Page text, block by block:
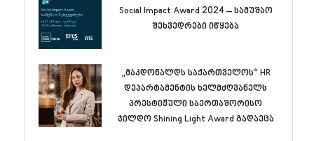
Social Impact Award 2024 – სამუშაო
შეხვედრები იწყება
„მაკდონალდს საქართველოს“ HR
დეპარტამენტის ხელმძღვანელს
პრესტიჟული საერთაშორისო
ჯილდო Shining Light Award გადაეცა